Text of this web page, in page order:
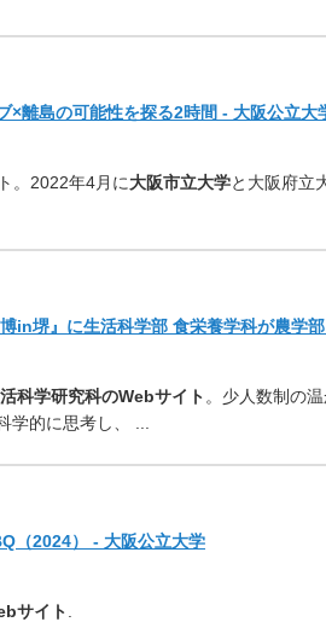
×離島の可能性を探る2時間 - 大阪公立大
。2022年4月に大阪市立大学と大阪府立
in堺』に生活科学部 食栄養学科が農学
科学研究科のWebサイト。 少人数制の
学的に思考し、 ...
（2024） - 大阪公立大学
サイト